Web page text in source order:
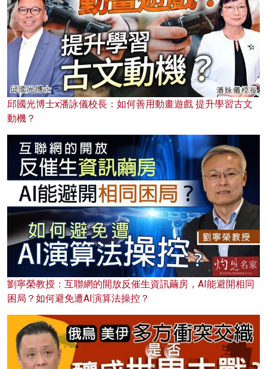
邱國光博士x潘詠儀校長：如何善用動畫遊戲 提升學習古文
動機？
劉寧榮教授：互聯網的開放反催生資訊繭房，AI能避開相同
困局？如何避免遭AI演算法操控？